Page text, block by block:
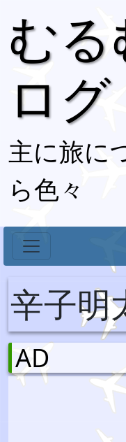
む
ログ
主に旅に
ら色々
辛子明
AD